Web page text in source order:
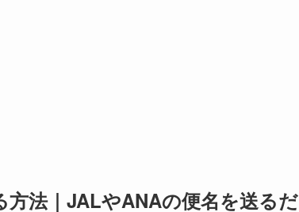
法｜JALやANAの便名を送るだ